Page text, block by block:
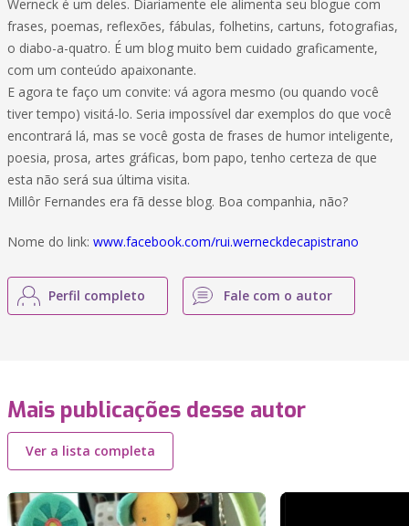
Werneck é um deles. Diariamente ele alimenta seu blogue com
frases, poemas, reflexões, fábulas, folhetins, cartuns, fotografias,
o diabo-a-quatro. É um blog muito bem cuidado graficamente,
com um conteúdo apaixonante.
E agora te faço um convite: vá agora mesmo (ou quando você
tiver tempo) visitá-lo. Seria impossível dar exemplos do que você
encontrará lá, mas se você gosta de frases de humor inteligente,
poesia, prosa, artes gráficas, bom papo, tenho certeza de que
esta não será sua última visita.
Millôr Fernandes era fã desse blog. Boa companhia, não?
Nome do link: www.facebook.com/rui.werneckdecapistrano
Perfil completo Fale com o autor
Mais publicações desse autor
Ver a lista completa